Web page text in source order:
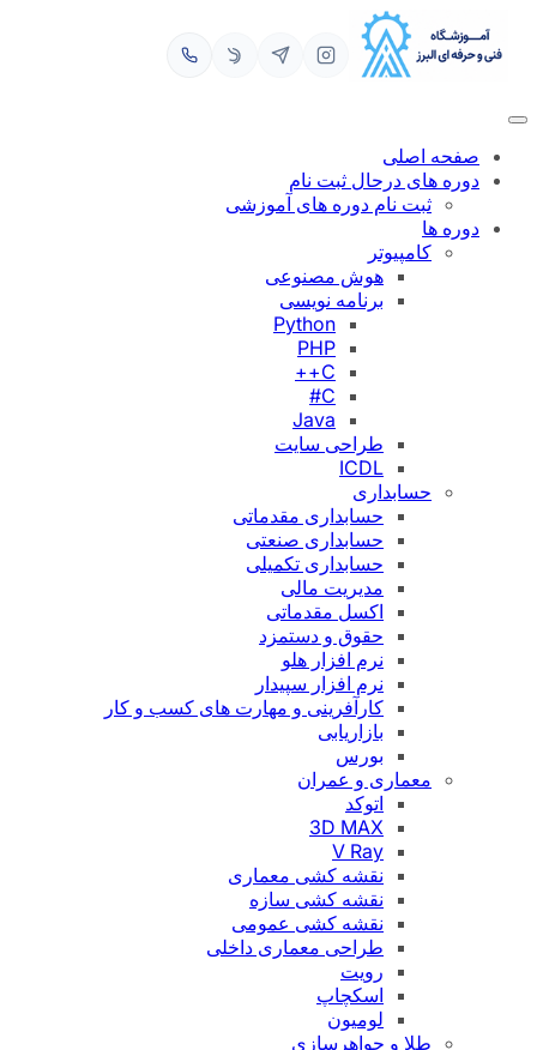
محتوا
صفحه اصلی
دوره های درحال ثبت نام
ثبت نام دوره های آموزشی
دوره ها
کامپیوتر
هوش مصنوعی
برنامه نویسی
Python
PHP
C++
C#
Java
طراحی سایت
ICDL
حسابداری
حسابداری مقدماتی
حسابداری صنعتی
حسابداری تکمیلی
مدیریت مالی
اکسل مقدماتی
حقوق و دستمزد
نرم افزار هلو
نرم افزار سپیدار
کارآفرینی و مهارت های کسب و کار
بازاریابی
بورس
معماری و عمران
اتوکد
3D MAX
V Ray
نقشه کشی معماری
نقشه کشی سازه
نقشه کشی عمومی
طراحی معماری داخلی
رویت
اسکچاپ
لومیون
طلا و جواهرسازی